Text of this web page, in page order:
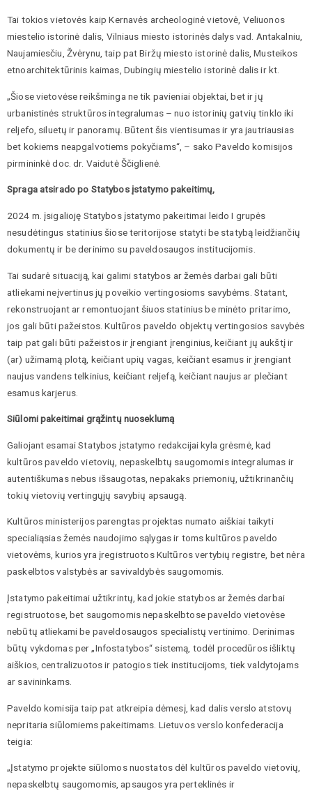
Tai tokios vietovės kaip Kernavės archeologinė vietovė, Veliuonos
miestelio istorinė dalis, Vilniaus miesto istorinės dalys vad. Antakalniu,
Naujamiesčiu, Žvėrynu, taip pat Biržų miesto istorinė dalis, Musteikos
etnoarchitektūrinis kaimas, Dubingių miestelio istorinė dalis ir kt.
„Šiose vietovėse reikšminga ne tik pavieniai objektai, bet ir jų
urbanistinės struktūros integralumas – nuo istorinių gatvių tinklo iki
reljefo, siluetų ir panoramų. Būtent šis vientisumas ir yra jautriausias
bet kokiems neapgalvotiems pokyčiams“, – sako Paveldo komisijos
pirmininkė doc. dr. Vaidutė Ščiglienė.
Spraga atsirado po Statybos įstatymo pakeitimų,
2024 m. įsigalioję Statybos įstatymo pakeitimai leido I grupės
nesudėtingus statinius šiose teritorijose statyti be statybą leidžiančių
dokumentų ir be derinimo su paveldosaugos institucijomis.
Tai sudarė situaciją, kai galimi statybos ar žemės darbai gali būti
atliekami neįvertinus jų poveikio vertingosioms savybėms. Statant,
rekonstruojant ar remontuojant šiuos statinius be minėto pritarimo,
jos gali būti pažeistos. Kultūros paveldo objektų vertingosios savybės
taip pat gali būti pažeistos ir įrengiant įrenginius, keičiant jų aukštį ir
(ar) užimamą plotą, keičiant upių vagas, keičiant esamus ir įrengiant
naujus vandens telkinius, keičiant reljefą, keičiant naujus ar plečiant
esamus karjerus.
Siūlomi pakeitimai grąžintų nuoseklumą
Galiojant esamai Statybos įstatymo redakcijai kyla grėsmė, kad
kultūros paveldo vietovių, nepaskelbtų saugomomis integralumas ir
autentiškumas nebus išsaugotas, nepakaks priemonių, užtikrinančių
tokių vietovių vertingųjų savybių apsaugą.
Kultūros ministerijos parengtas projektas numato aiškiai taikyti
specialiąsias žemės naudojimo sąlygas ir toms kultūros paveldo
vietovėms, kurios yra įregistruotos Kultūros vertybių registre, bet nėra
paskelbtos valstybės ar savivaldybės saugomomis.
Įstatymo pakeitimai užtikrintų, kad jokie statybos ar žemės darbai
registruotose, bet saugomomis nepaskelbtose paveldo vietovėse
nebūtų atliekami be paveldosaugos specialistų vertinimo. Derinimas
būtų vykdomas per „Infostatybos“ sistemą, todėl procedūros išliktų
aiškios, centralizuotos ir patogios tiek institucijoms, tiek valdytojams
ar savininkams.
Paveldo komisija taip pat atkreipia dėmesį, kad dalis verslo atstovų
nepritaria siūlomiems pakeitimams. Lietuvos verslo konfederacija
teigia:
„Įstatymo projekte siūlomos nuostatos dėl kultūros paveldo vietovių,
nepaskelbtų saugomomis, apsaugos yra perteklinės ir